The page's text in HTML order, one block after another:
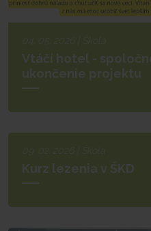
Vtáčí hotel -
ukončenie projektu
Kurz lezenia v ŠKD